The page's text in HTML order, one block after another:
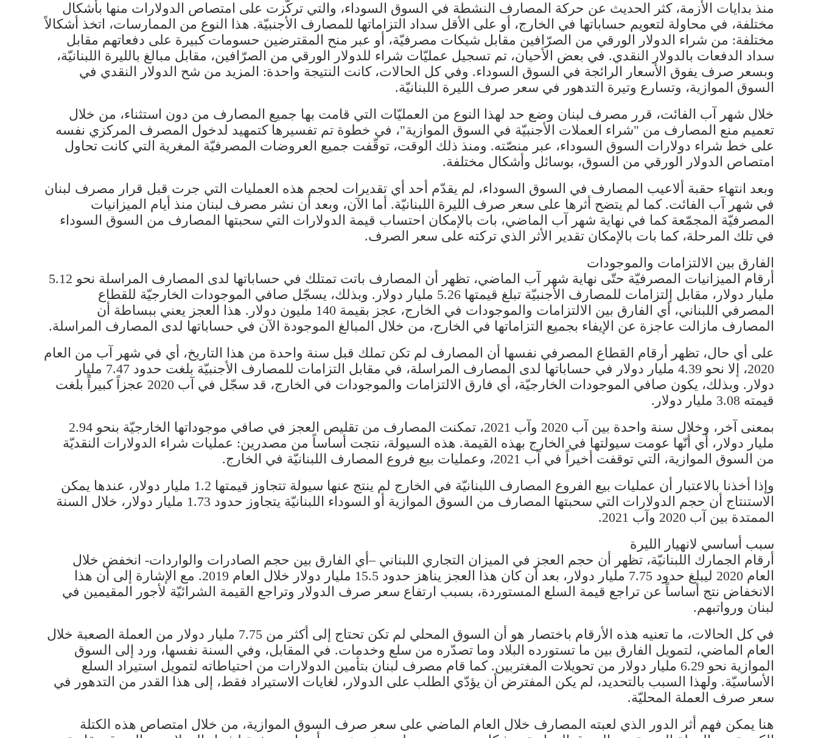
منذ بدايات الأزمة، كثر الحديث عن حركة المصارف النشطة في السوق السوداء، والتي تركّزت على امتصاص الدولارات منها بأشكال
مختلفة، في محاولة لتعويم حساباتها في الخارج، أو على الأقل سداد التزاماتها للمصارف الأجنبيّة. هذا النوع من الممارسات، اتخذ أشكالاً
مختلفة: من شراء الدولار الورقي من الصرّافين مقابل شيكات مصرفيّة، أو عبر منح المقترضين حسومات كبيرة على دفعاتهم مقابل
سداد الدفعات بالدولار النقدي. في بعض الأحيان، تم تسجيل عمليّات شراء للدولار الورقي من الصرّافين، مقابل مبالغ بالليرة اللبنانيّة،
وبسعر صرف يفوق الأسعار الرائجة في السوق السوداء. وفي كل الحالات، كانت النتيجة واحدة: المزيد من شح الدولار النقدي في
السوق الموازية، وتسارع وتيرة التدهور في سعر صرف الليرة اللبنانيّة.
خلال شهر آب الفائت، قرر مصرف لبنان وضع حد لهذا النوع من العمليّات التي قامت بها جميع المصارف من دون استثناء، من خلال
تعميم منع المصارف من "شراء العملات الأجنبيّة في السوق الموازية"، في خطوة تم تفسيرها كتمهيد لدخول المصرف المركزي نفسه
على خط شراء دولارات السوق السوداء، عبر منصّته. ومنذ ذلك الوقت، توقّفت جميع العروضات المصرفيّة المغرية التي كانت تحاول
امتصاص الدولار الورقي من السوق، بوسائل وأشكال مختلفة.
وبعد انتهاء حقبة ألاعيب المصارف في السوق السوداء، لم يقدّم أحد أي تقديرات لحجم هذه العمليات التي جرت قبل قرار مصرف لبنان
في شهر آب الفائت. كما لم يتضح أثرها على سعر صرف الليرة اللبنانيّة. أما الآن، وبعد أن نشر مصرف لبنان منذ أيام الميزانيات
المصرفيّة المجمّعة كما في نهاية شهر آب الماضي، بات بالإمكان احتساب قيمة الدولارات التي سحبتها المصارف من السوق السوداء
في تلك المرحلة، كما بات بالإمكان تقدير الأثر الذي تركته على سعر الصرف.
الفارق بين الالتزامات والموجودات
أرقام الميزانيات المصرفيّة حتّى نهاية شهر آب الماضي، تظهر أن المصارف باتت تمتلك في حساباتها لدى المصارف المراسلة نحو 5.12
مليار دولار، مقابل إلتزامات للمصارف الأجنبيّة تبلغ قيمتها 5.26 مليار دولار. وبذلك، يسجّل صافي الموجودات الخارجيّة للقطاع
المصرفي اللبناني، أي الفارق بين الالتزامات والموجودات في الخارج، عجز بقيمة 140 مليون دولار. هذا العجز يعني ببساطة أن
المصارف مازالت عاجزة عن الإيفاء بجميع التزاماتها في الخارج، من خلال المبالغ الموجودة الآن في حساباتها لدى المصارف المراسلة.
على أي حال، تظهر أرقام القطاع المصرفي نفسها أن المصارف لم تكن تملك قبل سنة واحدة من هذا التاريخ، أي في شهر آب من العام
2020، إلا نحو 4.39 مليار دولار في حساباتها لدى المصارف المراسلة، في مقابل التزامات للمصارف الأجنبيّة بلغت حدود 7.47 مليار
دولار. وبذلك، يكون صافي الموجودات الخارجيّة، أي فارق الالتزامات والموجودات في الخارج، قد سجّل في آب 2020 عجزاً كبيراً بلغت
قيمته 3.08 مليار دولار.
بمعنى آخر، وخلال سنة واحدة بين آب 2020 وآب 2021، تمكنت المصارف من تقليص العجز في صافي موجوداتها الخارجيّة بنحو 2.94
مليار دولار، أي أنّها عومت سيولتها في الخارج بهذه القيمة. هذه السيولة، نتجت أساساً من مصدرين: عمليات شراء الدولارات النقديّة
من السوق الموازية، التي توقفت أخيراً في آب 2021، وعمليات بيع فروع المصارف اللبنانيّة في الخارج.
وإذا أخذنا بالاعتبار أن عمليات بيع الفروع المصارف اللبنانيّة في الخارج لم ينتج عنها سيولة تتجاوز قيمتها 1.2 مليار دولار، عندها يمكن
الاستنتاج أن حجم الدولارات التي سحبتها المصارف من السوق الموازية أو السوداء اللبنانيّة يتجاوز حدود 1.73 مليار دولار، خلال السنة
الممتدة بين آب 2020 وآب 2021.
سبب أساسي لانهيار الليرة
أرقام الجمارك اللبنانيّة، تظهر أن حجم العجز في الميزان التجاري اللبناني –أي الفارق بين حجم الصادرات والواردات- انخفض خلال
العام 2020 ليبلغ حدود 7.75 مليار دولار، بعد أن كان هذا العجز يناهز حدود 15.5 مليار دولار خلال العام 2019. مع الإشارة إلى أن هذا
الانخفاض نتج أساساً عن تراجع قيمة السلع المستوردة، بسبب ارتفاع سعر صرف الدولار وتراجع القيمة الشرائيّة لأجور المقيمين في
لبنان ورواتبهم.
في كل الحالات، ما تعنيه هذه الأرقام باختصار هو أن السوق المحلي لم تكن تحتاج إلى أكثر من 7.75 مليار دولار من العملة الصعبة خلال
العام الماضي، لتمويل الفارق بين ما تستورده البلاد وما تصدّره من سلع وخدمات. في المقابل، وفي السنة نفسها، ورد إلى السوق
الموازية نحو 6.29 مليار دولار من تحويلات المغتربين. كما قام مصرف لبنان بتأمين الدولارات من احتياطاته لتمويل استيراد السلع
الأساسيّة. ولهذا السبب بالتحديد، لم يكن المفترض أن يؤدّي الطلب على الدولار، لغايات الاستيراد فقط، إلى هذا القدر من التدهور في
سعر صرف العملة المحليّة.
هنا يمكن فهم أثر الدور الذي لعبته المصارف خلال العام الماضي على سعر صرف السوق الموازية، من خلال امتصاص هذه الكتلة